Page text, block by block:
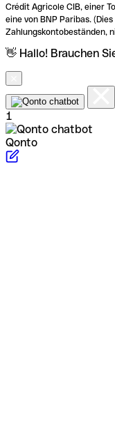
Crédit Agricole CIB, einer
eine von BNP Paribas.
Zahlungskontobeständen,
👋 Hallo! Brauchen
1
Qonto